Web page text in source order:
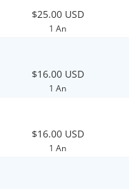
$25.00 USD
1 An
$16.00 USD
1 An
$16.00 USD
1 An